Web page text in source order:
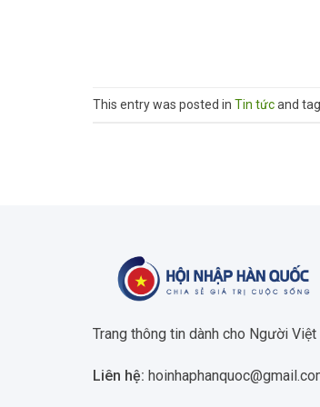
This entry was posted in Tin tứcand
Trang thông tin dành cho Người
Liên hệ: